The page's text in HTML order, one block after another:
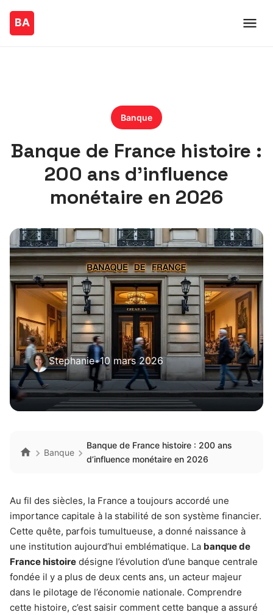
Banque
Banque de France histoire :
200 ans d’influence
monétaire en 2026
Stephanie•10 mars 2026
Banque
Banque de France histoire : 200 ans
d’influence monétaire en 2026
Au fil des siècles, la France a toujours accordé une
importance capitale à la stabilité de son système financier.
Cette quête, parfois tumultueuse, a donné naissance à
une institution aujourd’hui emblématique. La banque de
France histoire désigne l’évolution d’une banque centrale
fondée il y a plus de deux cents ans, un acteur majeur
dans le pilotage de l’économie nationale. Comprendre
cette histoire, c’est saisir comment cette banque a assuré